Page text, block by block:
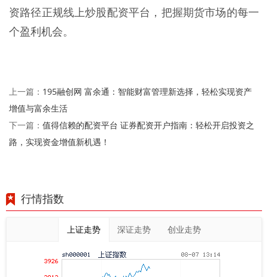
资路径正规线上炒股配资平台，把握期货市场的每一
个盈利机会。
上一篇： 195融创网 富余通：智能财富管理新选择，轻松实现资产
增值与富余生活
下一篇： 值得信赖的配资平台 证券配资开户指南：轻松开启投资之
路，实现资金增值新机遇！
行情指数
上证走势 深证走势 创业走势